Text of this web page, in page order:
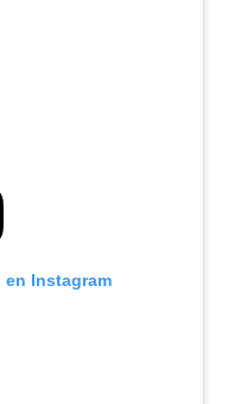
en Instagram